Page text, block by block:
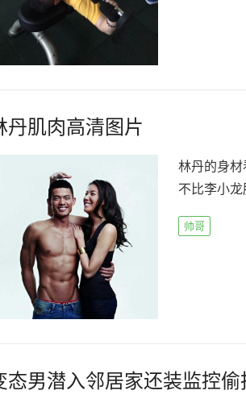
丹肌肉高清图片
林丹的身
不比李小
帅哥
态男潜入邻居家还装监控